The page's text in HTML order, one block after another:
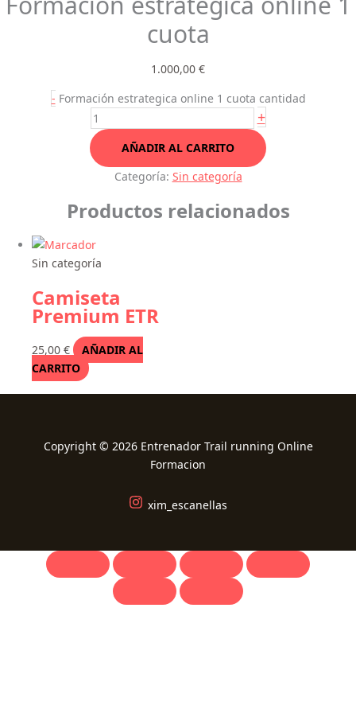
cuota
1.000,00 €
- Formación estrategica online 1 cuota cantidad
+
AÑADIR AL CARRITO
Categoría: Sin categoría
Productos relacionados
Sin categoría
Camiseta
Premium ETR
25,00 €
AÑADIR AL
CARRITO
Copyright © 2026 Entrenador Trail running Online
Formacion
xim_escanellas